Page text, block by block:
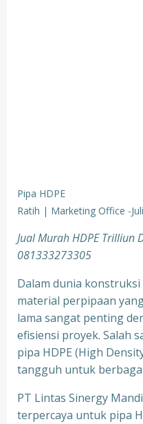
Pipa HDPE
Ratih | Marketing Office -
Jual Murah HDPE Trilliun
081333273305
Dalam dunia
material perpipaan
lama sangat penting
efisiensi proyek. Salah
pipa HDPE (High
tangguh untuk
PT Lintas Sinergy
terpercaya untuk pipa